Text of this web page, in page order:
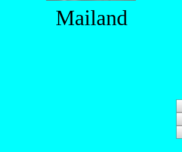
Mailand